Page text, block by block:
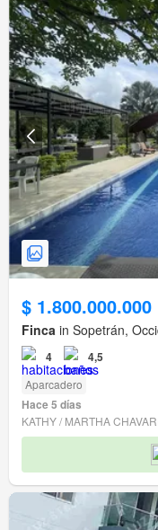
$ 1.800.000.000
Finca in Sopetrán,
4 4,5
Aparcadero
Hace 5 días